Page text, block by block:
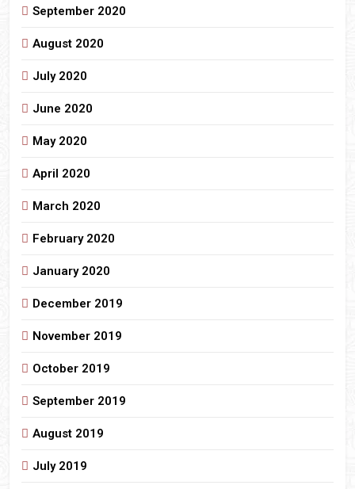
September 2020
August 2020
July 2020
June 2020
May 2020
April 2020
March 2020
February 2020
January 2020
December 2019
November 2019
October 2019
September 2019
August 2019
July 2019